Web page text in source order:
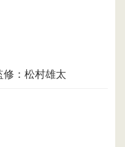
修：松村雄太